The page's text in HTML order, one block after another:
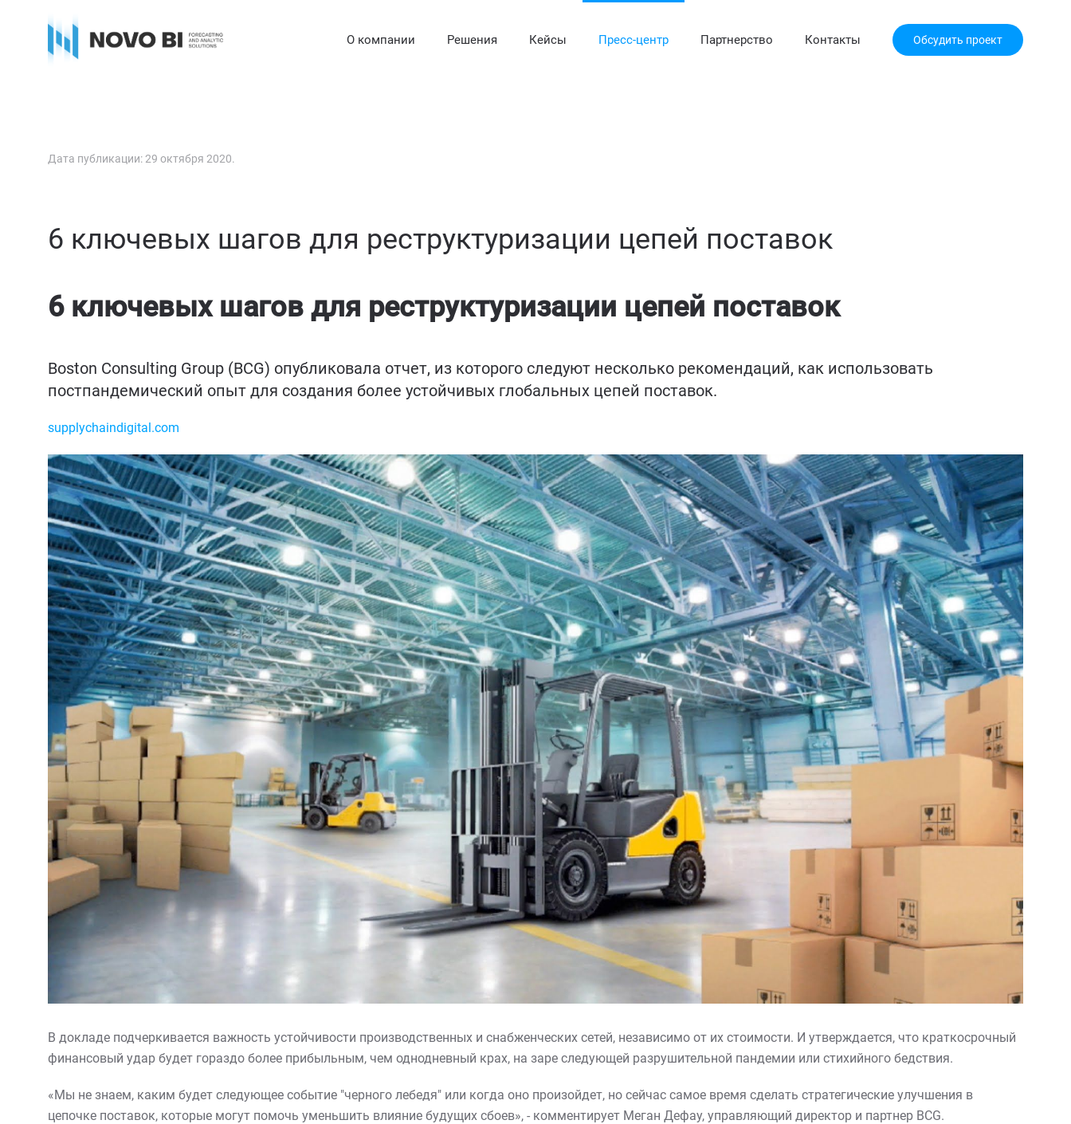
О компании Решения Кейсы Пресс-центр Партнерство Контакты Обсудить проект
Дата публикации:29 октября 2020.
6 ключевых шагов для реструктуризации цепей поставок
6 ключевых шагов для реструктуризации цепей поставок
Boston Consulting Group (BCG) опубликовала отчет, из которого следуют несколько рекомендаций, как использовать
постпандемический опыт для создания более устойчивых глобальных цепей поставок.
supplychaindigital.com
В докладе подчеркивается важность устойчивости производственных и снабженческих сетей, независимо от их стоимости. И утверждается, что краткосрочный
финансовый удар будет гораздо более прибыльным, чем однодневный крах, на заре следующей разрушительной пандемии или стихийного бедствия.
«Мы не знаем, каким будет следующее событие "черного лебедя" или когда оно произойдет, но сейчас самое время сделать стратегические улучшения в
цепочке поставок, которые могут помочь уменьшить влияние будущих сбоев», - комментирует Меган Дефау, управляющий директор и партнер BCG.